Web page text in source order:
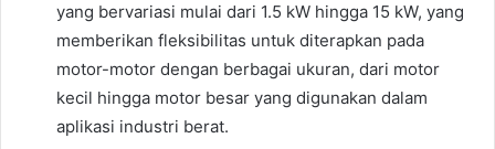
yang bervariasi mulai dari 1.5 kW hingga 15 kW, yang
memberikan fleksibilitas untuk diterapkan pada
motor-motor dengan berbagai ukuran, dari motor
kecil hingga motor besar yang digunakan dalam
aplikasi industri berat.